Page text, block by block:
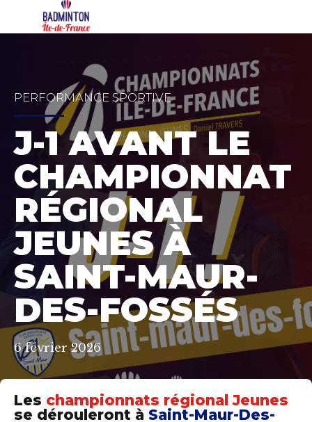
PERFORMANCE SPORTIVE
J-1 AVANT LE
CHAMPIONNAT
RÉGIONAL
JEUNES À
SAINT-MAUR-
DES-FOSSÉS
6 février 2026
Les championnats régional Jeunes
se dérouleront à Saint-Maur-Des-